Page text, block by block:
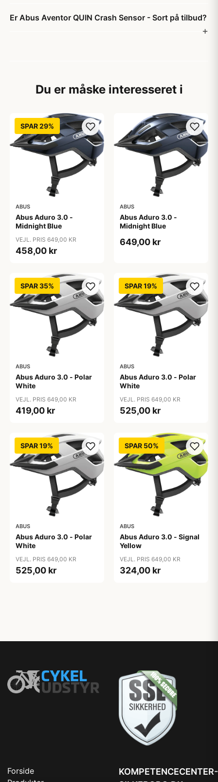
Er Abus Aventor QUIN Crash Sensor - Sort på tilbud?
Du er måske interesseret i
SPAR 29%
ABUS
Abus Aduro 3.0 -
Midnight Blue
VEJL. PRIS 649,00 KR
458,00 kr
ABUS
Abus Aduro 3.0 -
Midnight Blue
649,00 kr
SPAR 35%
ABUS
Abus Aduro 3.0 - Polar
White
VEJL. PRIS 649,00 KR
419,00 kr
SPAR 19%
ABUS
Abus Aduro 3.0 - Polar
White
VEJL. PRIS 649,00 KR
525,00 kr
SPAR 19%
ABUS
Abus Aduro 3.0 - Polar
White
VEJL. PRIS 649,00 KR
525,00 kr
SPAR 50%
ABUS
Abus Aduro 3.0 - Signal
Yellow
VEJL. PRIS 649,00 KR
324,00 kr
Forside
KOMPETENCECENTER-